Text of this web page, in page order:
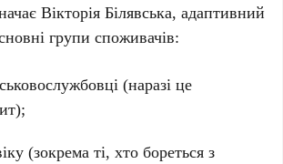
Вікторія Білявська, адаптивний
групи споживачів:
(наразі це
(зокрема ті, хто бореться з